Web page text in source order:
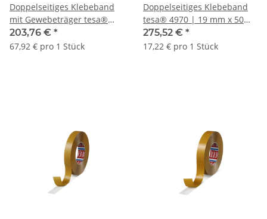
Doppelseitiges Klebeband
mit Gewebeträger tesa®
4964 | 50 mm x 50 lfm. | VE
= 3 Stk.
203,76 € *
67,92 € pro 1 Stück
Doppelseitiges Klebeband
tesa® 4970 | 19 mm x 50
lfm. | VE = 16 Stk.
275,52 € *
17,22 € pro 1 Stück